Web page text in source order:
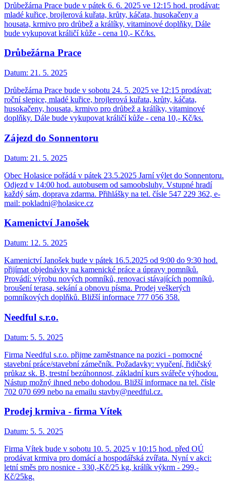
Drůbežárna Prace bude v pátek 6. 6. 2025 ve 12:15 hod. prodávat:
mladé kuřice, brojlerová kuřata, krůty, káčata, husokačeny a
housata, krmivo pro drůbež a králíky, vitaminové doplňky. Dále
bude vykupovat králičí kůže - cena 10,- Kč/ks.
Drůbežárna Prace
Datum: 21. 5. 2025
Drůbežárna Prace bude v sobotu 24. 5. 2025 ve 12:15 prodávat:
roční slepice, mladé kuřice, brojlerová kuřata, krůty, káčata,
husokačeny, housata, krmivo pro drůbež a králíky, vitaminové
doplňky. Dále bude vykupovat králičí kůže - cena 10,- Kč/ks.
Zájezd do Sonnentoru
Datum: 21. 5. 2025
Obec Holasice pořádá v pátek 23.5.2025 Jarní výlet do Sonnentoru.
Odjezd v 14:00 hod. autobusem od samoobsluhy. Vstupné hradí
každý sám, doprava zdarma. Přihlášky na tel. čísle 547 229 362, e-
mail: pokladni@holasice.cz
Kamenictví Janošek
Datum: 12. 5. 2025
Kamenictví Janošek bude v pátek 16.5.2025 od 9:00 do 9:30 hod.
přijímat objednávky na kamenické práce a úpravy pomníků.
Provádí: výrobu nových pomníků, renovaci stávajících pomníků,
broušení terasa, sekání a obnovu písma. Prodej veškerých
pomníkových doplňků. Bližší informace 777 056 358.
Needful s.r.o.
Datum: 5. 5. 2025
Firma Needful s.r.o. přijme zaměstnance na pozici - pomocné
stavební práce/stavební zámečník. Požadavky: vyučení, řidičský
průkaz sk. B, trestní bezúhonnost, základní kurs svářeče výhodou.
Nástup možný ihned nebo dohodou. Bližší informace na tel. čísle
702 070 699 nebo na emailu stavby@needful.cz.
Prodej krmiva - firma Vítek
Datum: 5. 5. 2025
Firma Vítek bude v sobotu 10. 5. 2025 v 10:15 hod. před OÚ
prodávat krmiva pro domácí a hospodářská zvířata. Nyní v akci:
letní směs pro nosnice - 330,-Kč/25 kg, králík výkrm - 299,-
Kč/25kg.